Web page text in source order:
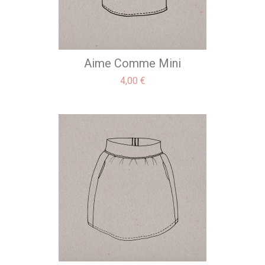
Aime Comme Mini
Precio
4,00 €